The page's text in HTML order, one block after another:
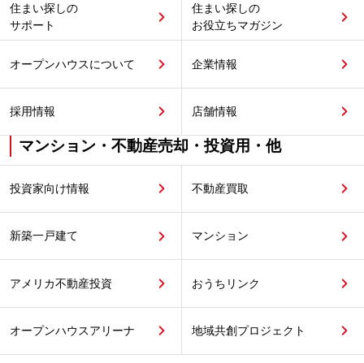
住まい探しの
サポート
住まい探しの
お役立ちマガジン
オープンハウスについて 企業情報
採用情報 店舗情報
マンション・不動産売却・投資用・他
投資家向け情報 不動産買取
新築一戸建て マンション
アメリカ不動産投資 おうちリンク
オープンハウスアリーナ 地域共創プロジェクト